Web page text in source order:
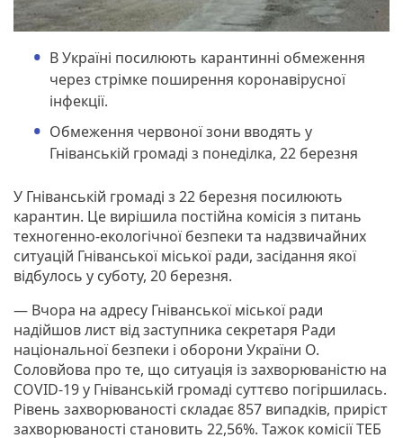
В Україні посилюють карантинні обмеження
через стрімке поширення коронавірусної
інфекції.
Обмеження червоної зони вводять у
Гніванській громаді з понеділка, 22 березня
У Гніванській громаді з 22 березня посилюють
карантин. Це вирішила постійна комісія з питань
техногенно-екологічної безпеки та надзвичайних
ситуацій Гніванської міської ради, засідання якої
відбулось у суботу, 20 березня.
— Вчора на адресу Гніванської міської ради
надійшов лист від заступника секретаря Ради
національної безпеки і оборони України О.
Соловйова про те, що ситуація із захворюваністю на
COVID-19 у Гніванській громаді суттєво погіршилась.
Рівень захворюваності складає 857 випадків, приріст
захворюваності становить 22,56%. Тажок комісії ТЕБ